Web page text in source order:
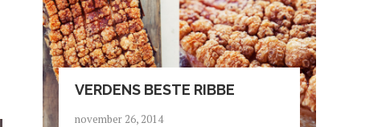
VERDENS BESTE RIBBE
november 26, 2014